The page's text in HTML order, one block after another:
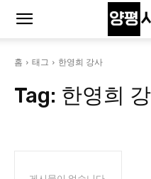
홈 태그 한영희 강사
Tag: 한영희